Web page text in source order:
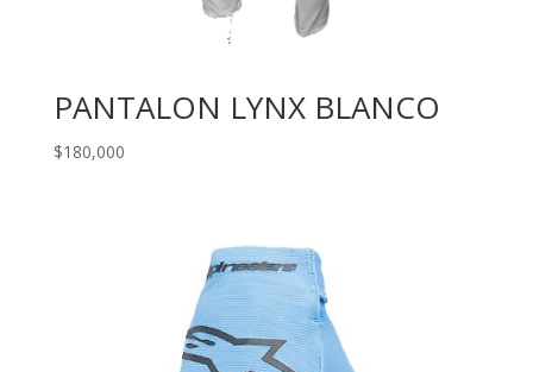
PANTALON LYNX BLANCO
$180,000